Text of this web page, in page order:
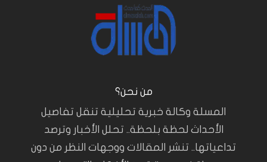
من نحن؟
المسلة وكالة خبرية تحليلية تنقل تفاصيل
الأحداث لحظة بلحظة.. تحلل الأخبار وترصد
تداعياتها.. تنشر المقالات ووجهات النظر من دون